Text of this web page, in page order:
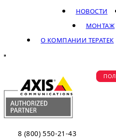
НОВОСТИ
МОНТАЖ
О КОМПАНИИ ТЕРАТЕК
8 (800) 550-21-43